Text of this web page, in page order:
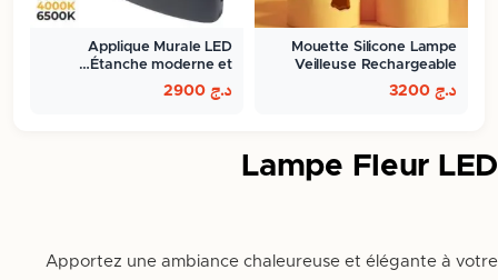
Mouette Silicone Lampe
Veilleuse Rechargeable
Pour…
د.ج
Applique Murale LED
Étanche moderne et…
د.ج
Lampe Fleur LED
Apportez une ambiance chaleureuse et élégante à votre